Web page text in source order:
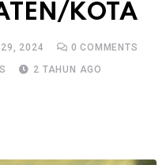
KOTA
29, 2024 0 COMMENTS
2 TAHUN AGO